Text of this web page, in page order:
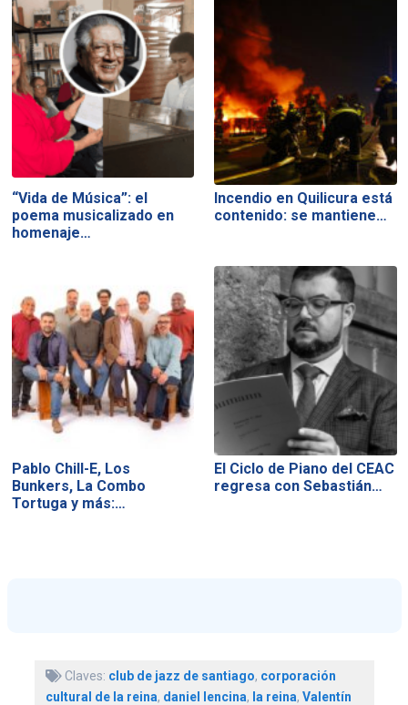
“Vida de Música”: el
poema musicalizado en
homenaje…
Incendio en Quilicura está
contenido: se mantiene…
Pablo Chill-E, Los
Bunkers, La Combo
Tortuga y más:…
El Ciclo de Piano del CEAC
regresa con Sebastián…
Claves: club de jazz de santiago, corporación
cultural de la reina, daniel lencina, la reina, Valentín